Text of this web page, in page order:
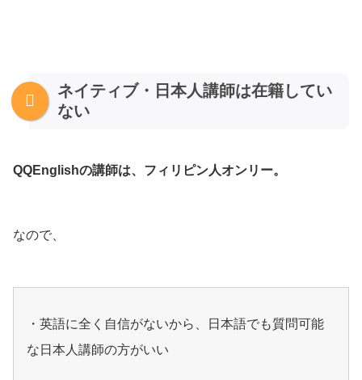
ネイティブ・日本人講師は在籍してい
ない
QQEnglishの講師は、フィリピン人オンリー。
なので、
・英語に全く自信がないから、日本語でも質問可能
な日本人講師の方がいい